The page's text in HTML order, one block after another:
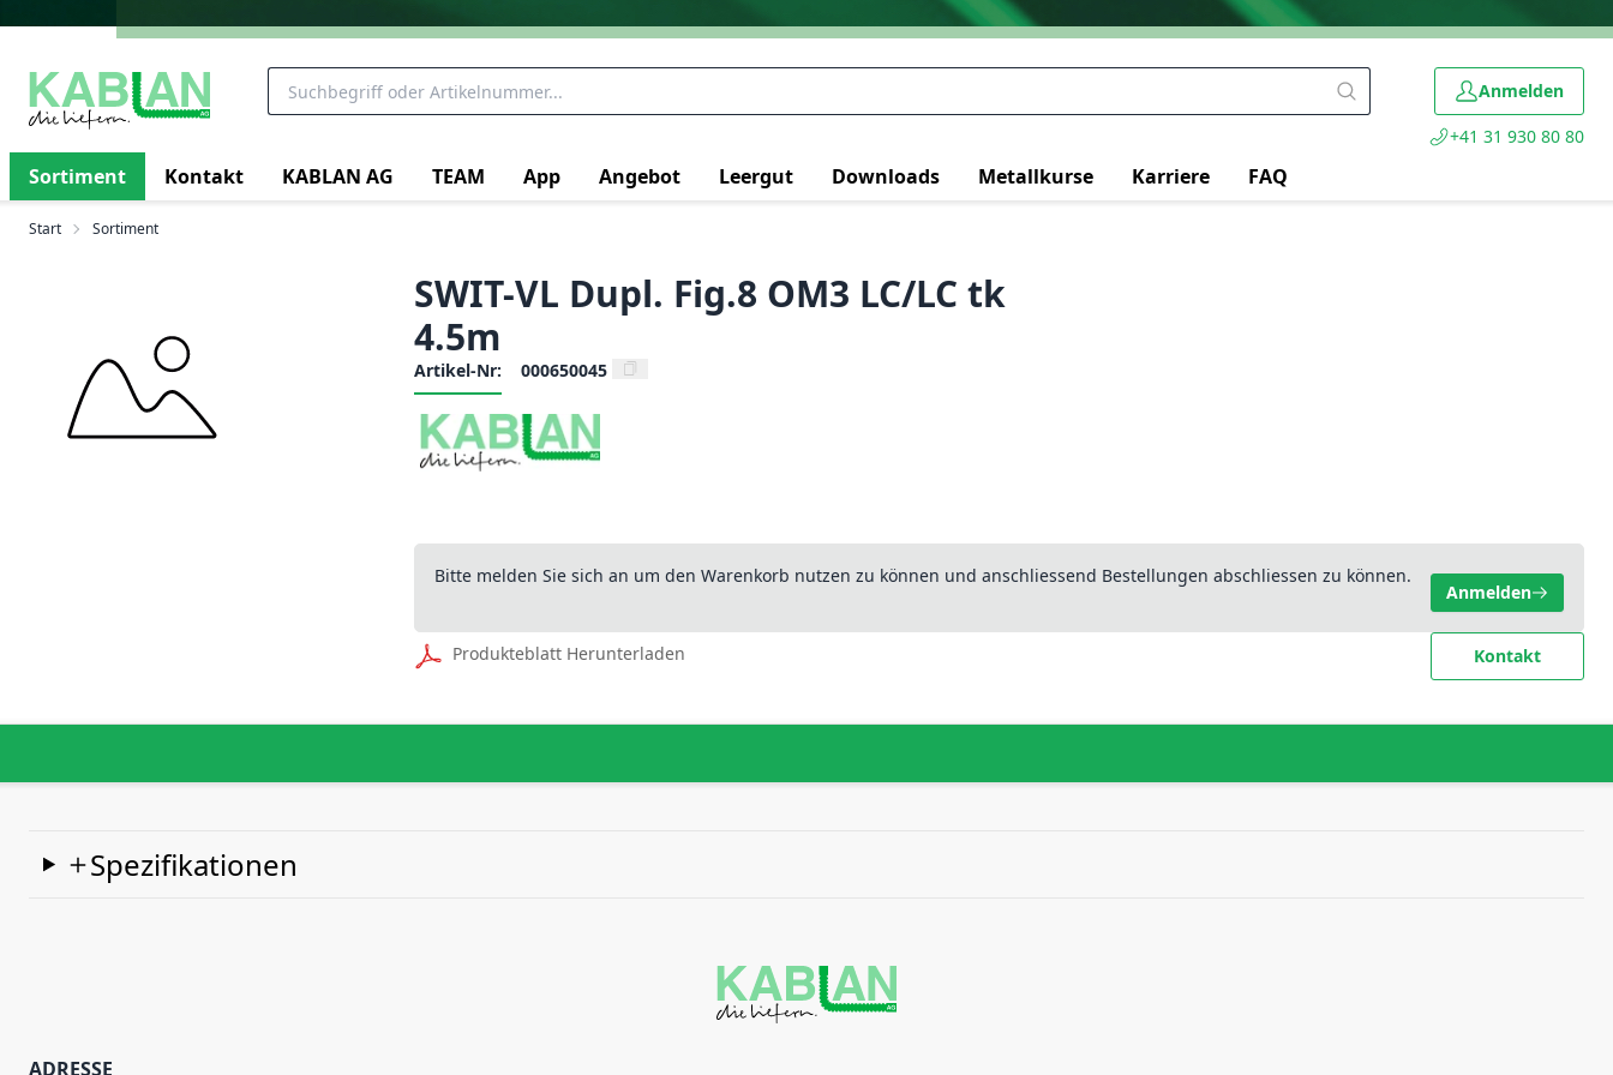
Anmelden
+41 31 930 80 80
Sortiment Kontakt KABLAN AG TEAM App Angebot Leergut Downloads Metallkurse Karriere FAQ
Start Sortiment
SWIT-VL Dupl. Fig.8 OM3 LC/LC tk
4.5m
Artikel-Nr: 000650045
Bitte melden Sie sich an um den Warenkorb nutzen zu können und anschliessend Bestellungen abschliessen zu können.
Anmelden
Produkteblatt Herunterladen Kontakt
Spezifikationen
ADRESSE